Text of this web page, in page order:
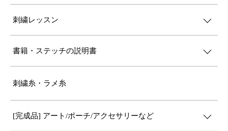
刺繍レッスン
書籍・ステッチの説明書
刺繍糸・ラメ糸
[完成品] アート/ポーチ/アクセサリーなど